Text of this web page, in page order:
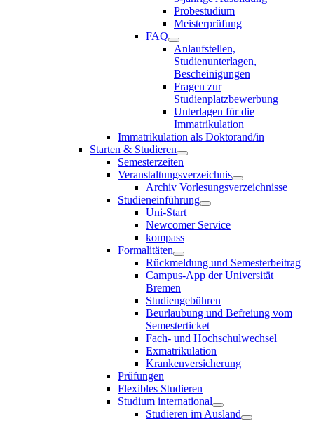
Probestudium
Meisterprüfung
FAQ
Anlaufstellen,
Studienunterlagen,
Bescheinigungen
Fragen zur
Studienplatzbewerbung
Unterlagen für die
Immatrikulation
Immatrikulation als Doktorand/in
Starten & Studieren
Semesterzeiten
Veranstaltungsverzeichnis
Archiv Vorlesungsverzeichnisse
Studieneinführung
Uni-Start
Newcomer Service
kompass
Formalitäten
Rückmeldung und Semesterbeitrag
Campus-App der Universität
Bremen
Studiengebühren
Beurlaubung und Befreiung vom
Semesterticket
Fach- und Hochschulwechsel
Exmatrikulation
Krankenversicherung
Prüfungen
Flexibles Studieren
Studium international
Studieren im Ausland